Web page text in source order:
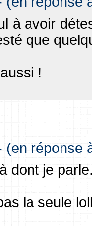
à avoir
que
!
(en réponse
dont je
la seule